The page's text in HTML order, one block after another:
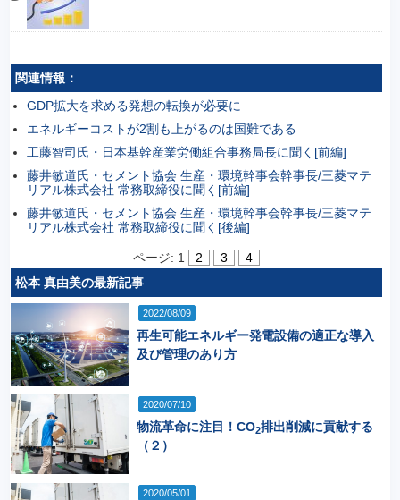
関連情報：
GDP拡大を求める発想の転換が必要に
エネルギーコストが2割も上がるのは国難である
工藤智司氏・日本基幹産業労働組合事務局長に聞く[前編]
藤井敏道氏・セメント協会 生産・環境幹事会幹事長/三菱マテ
リアル株式会社 常務取締役に聞く[前編]
藤井敏道氏・セメント協会 生産・環境幹事会幹事長/三菱マテ
リアル株式会社 常務取締役に聞く[後編]
ページ: 1 2 3
4
松本 真由美の最新記事
2022/08/09
再生可能エネルギー発電設備の適正な導入
及び管理のあり方
2020/07/10
物流革命に注目！CO2排出削減に貢献する
（２）
2020/05/01